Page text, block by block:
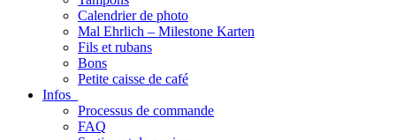
Calendrier de photo
Mal Ehrlich – Milestone Karten
Fils et rubans
Bons
Petite caisse de café
Infos
Processus de commande
FAQ